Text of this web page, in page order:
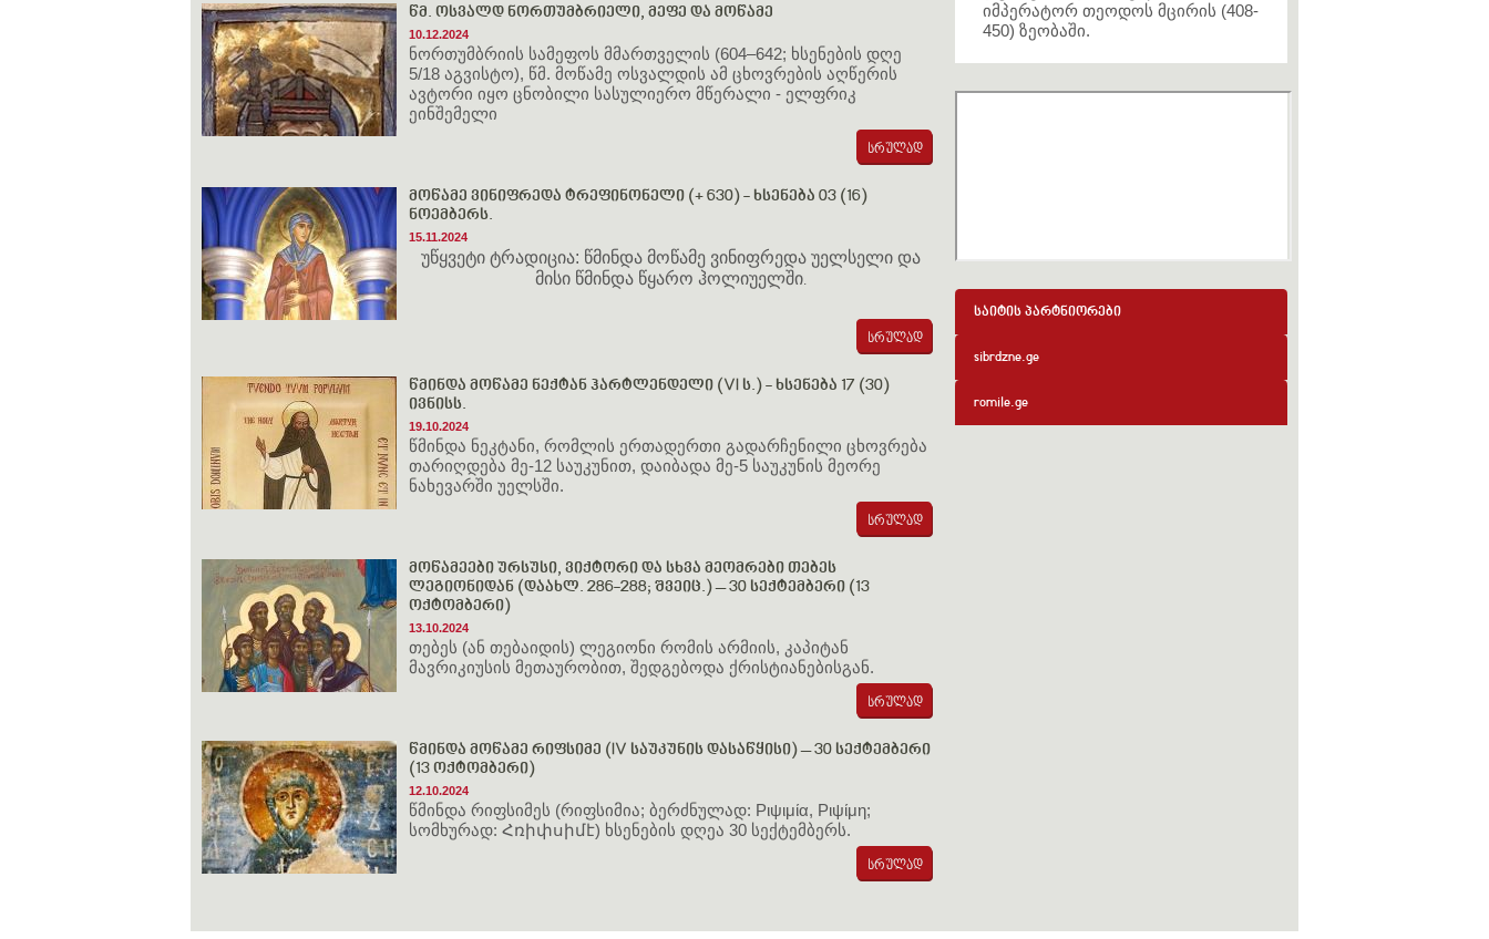
წმ. ოსვალდ ნორთუმბრიელი, მეფე და მოწამე
10.12.2024
ნორთუმბრიის სამეფოს მმართველის (604–642; ხსენების დღე
5/18 აგვისტო), წმ. მოწამე ოსვალდის ამ ცხოვრების აღწერის
ავტორი იყო ცნობილი სასულიერო მწერალი - ელფრიკ
ეინშემელი
მოწამე ვინიფრედა ტრეფინონელი (+ 630) - ხსენება 03 (16)
ნოემბერს.
15.11.2024
უწყვეტი ტრადიცია: წმინდა მოწამე ვინიფრედა უელსელი და
მისი წმინდა წყარო ჰოლიუელში.
წმინდა მოწამე ნექტან ჰარტლენდელი (VI ს.) - ხსენება 17 (30)
ივნისს.
19.10.2024
წმინდა ნეკტანი, რომლის ერთადერთი გადარჩენილი ცხოვრება
თარიღდება მე-12 საუკუნით, დაიბადა მე-5 საუკუნის მეორე
ნახევარში უელსში.
მოწამეები ურსუსი, ვიქტორი და სხვა მეომრები თებეს
ლეგიონიდან (დაახლ. 286-288; შვეიც.) – 30 სექტემბერი (13
ოქტომბერი)
13.10.2024
თებეს (ან თებაიდის) ლეგიონი რომის არმიის, კაპიტან
მავრიკიუსის მეთაურობით, შედგებოდა ქრისტიანებისგან.
წმინდა მოწამე რიფსიმე (IV საუკუნის დასაწყისი) – 30 სექტემბერი
(13 ოქტომბერი)
12.10.2024
წმინდა რიფსიმეს (რიფსიმია; ბერძნულად: Ριψιμία, Ριψίμη;
სომხურად: Հռիփսիմէ) ხსენების დღეა 30 სექტემბერს.
იმპერატორ თეოდოს მცირის (408-
450) ზეობაში.
საიტის პარტნიორები
sibrdzne.ge
romile.ge